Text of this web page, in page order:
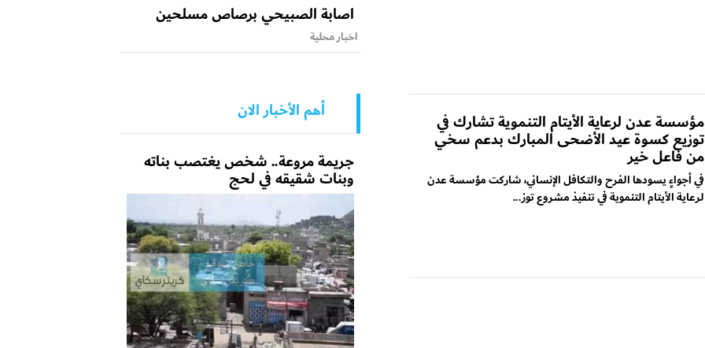
مؤسسة عدن لرعاية الأيتام التنموية تشارك في
توزيع كسوة عيد الأضحى المبارك بدعم سخي
من فاعل خير
في أجواءٍ يسودها الفرح والتكافل الإنساني، شاركت مؤسسة عدن
لرعاية الأيتام التنموية في تنفيذ مشروع توز...
اصابة الصبيحي برصاص مسلحين
اخبار محلية
أهم الأخبار الان
جريمة مروعة.. شخص يغتصب بناته
وبنات شقيقه في لحج